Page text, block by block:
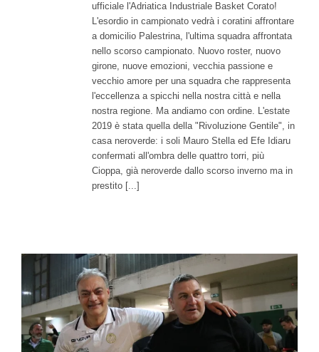
ufficiale l'Adriatica Industriale Basket Corato!
L'esordio in campionato vedrà i coratini affrontare
a domicilio Palestrina, l'ultima squadra affrontata
nello scorso campionato. Nuovo roster, nuovo
girone, nuove emozioni, vecchia passione e
vecchio amore per una squadra che rappresenta
l'eccellenza a spicchi nella nostra città e nella
nostra regione. Ma andiamo con ordine. L'estate
2019 è stata quella della "Rivoluzione Gentile", in
casa neroverde: i soli Mauro Stella ed Efe Idiaru
confermati all'ombra delle quattro torri, più
Cioppa, già neroverde dallo scorso inverno ma in
prestito [...]